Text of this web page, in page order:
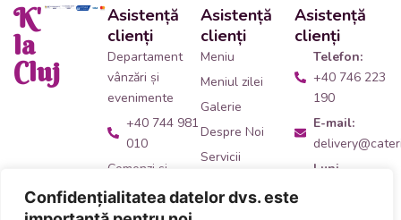
Confidențialitatea datelor dvs. este
K'
la
Cluj
Asistență
clienți
Departament
vânzări și
evenimente
+40 744 981
010
Comenzi și
livrări catering
+40 746 223
Asistență
clienți
Meniu
Meniul zilei
Galerie
Despre Noi
Servicii
Asistență
clienți
Telefon:
+40 746 223
190
E-mail:
Luni -